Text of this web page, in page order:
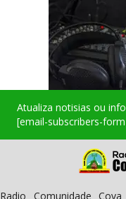
Atualiza notisias ou
[email-subscribers-
Radio Comunidade